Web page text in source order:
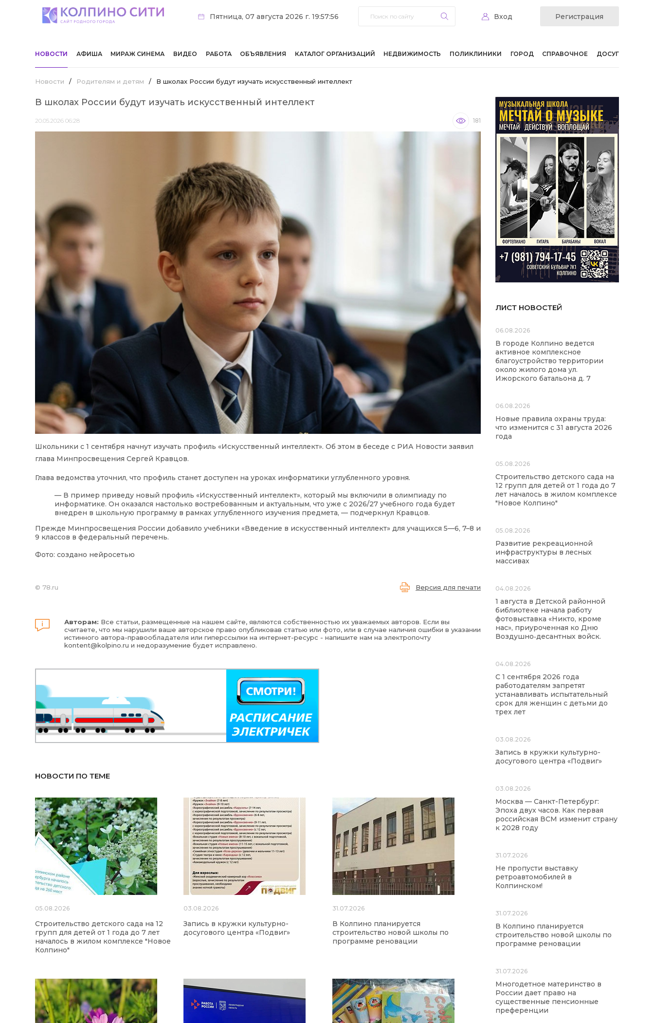
Пятница, 07 августа 2026 г. 19:57:56 Вход Регистрация
НОВОСТИ АФИША МИРАЖ СИНЕМА ВИДЕО РАБОТА ОБЪЯВЛЕНИЯ КАТАЛОГ ОРГАНИЗАЦИЙ НЕДВИЖИМОСТЬ ПОЛИКЛИНИКИ ГОРОД СПРАВОЧНОЕ ДОСУГ
Новости / Родителям и детям / В школах России будут изучать искусственный интеллект
В школах России будут изучать искусственный интеллект
20.05.2026 06:28 181
Школьники с 1 сентября начнут изучать профиль «Искусственный интеллект». Об этом в беседе с РИА Новости заявил
глава Минпросвещения Сергей Кравцов.
Глава ведомства уточнил, что профиль станет доступен на уроках информатики углубленного уровня.
— В пример приведу новый профиль «Искусственный интеллект», который мы включили в олимпиаду по
информатике. Он оказался настолько востребованным и актуальным, что уже с 2026/27 учебного года будет
внедрен в школьную программу в рамках углубленного изучения предмета, — подчеркнул Кравцов.
Прежде Минпросвещения России добавило учебники «Введение в искусственный интеллект» для учащихся 5—6, 7–8 и
9 классов в федеральный перечень.
Фото: создано нейросетью
© 78.ru Версия для печати
Авторам: Все статьи, размещенные на нашем сайте, являются собственностью их уважаемых авторов. Если вы
считаете, что мы нарушили ваше авторское право опубликовав статью или фото, или в случае наличия ошибки в указании
истинного автора-правообладателя или гиперссылки на интернет-ресурс - напишите нам на электропочту
kontent@kolpino.ru и недоразумение будет исправлено.
НОВОСТИ ПО ТЕМЕ
05.08.2026
Строительство детского сада на 12
групп для детей от 1 года до 7 лет
началось в жилом комплексе "Новое
Колпино"
03.08.2026
Запись в кружки культурно-
досугового центра «Подвиг»
31.07.2026
В Колпино планируется
строительство новой школы по
программе реновации
ЛИСТ НОВОСТЕЙ
06.08.2026
В городе Колпино ведется
активное комплексное
благоустройство территории
около жилого дома ул.
Ижорского батальона д. 7
06.08.2026
Новые правила охраны труда:
что изменится с 31 августа 2026
года
05.08.2026
Строительство детского сада на
12 групп для детей от 1 года до 7
лет началось в жилом комплексе
"Новое Колпино"
05.08.2026
Развитие рекреационной
инфраструктуры в лесных
массивах
04.08.2026
1 августа в Детской районной
библиотеке начала работу
фотовыставка «Никто, кроме
нас», приуроченная ко Дню
Воздушно‑десантных войск.
04.08.2026
С 1 сентября 2026 года
работодателям запретят
устанавливать испытательный
срок для женщин с детьми до
трех лет
03.08.2026
Запись в кружки культурно-
досугового центра «Подвиг»
03.08.2026
Москва — Санкт-Петербург:
Эпоха двух часов. Как первая
российская ВСМ изменит страну
к 2028 году
31.07.2026
Не пропусти выставку
ретроавтомобилей в
Колпинском!
31.07.2026
В Колпино планируется
строительство новой школы по
программе реновации
31.07.2026
Многодетное материнство в
России дает право на
существенные пенсионные
преференции